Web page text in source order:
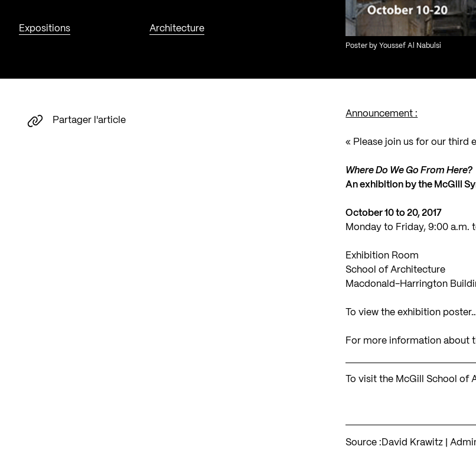
Expositions Architecture
Poster by Youssef Al Nabulsi
Announcement :
« Please join us for our third
Where Do We Go From Here?
An exhibition by the McGill
October 10 to 20, 2017
Monday to Friday, 9:00 a.m.
Exhibition Room
School of Architecture
Macdonald-Harrington
To view the exhibition
For more information about
To visit the McGill School of
Source : David Krawitz |
Partager l'article